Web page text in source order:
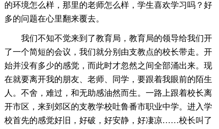
的环境怎么样，那里的老师怎么样，学生喜欢学习吗？好
多的问题在心里翻来覆去。
我们不知不觉来到了教育局，教育局的领导给我们开
了一个简短的会议，我们就分别由支教点的校长带走。开
始并没有多少的感觉，而此时才忽然之间全部涌出来。现
在就要离开我的朋友、老师、同学，要跟着我眼前的陌生
人。不舍，难过，和无助感油然而生。一路上跟着校长离
开市区，来到郊区的支教学校吐鲁番市职业中学。进入学
校首先的感觉好旧，好破，好安静，好凄凉……校长叫了